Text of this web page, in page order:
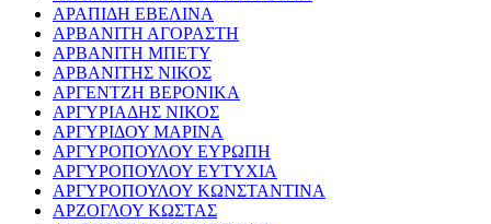
ΑΡΑΠΙΔΗ ΕΒΕΛΙΝΑ
ΑΡΒΑΝΙΤΗ ΑΓΟΡΑΣΤΗ
ΑΡΒΑΝΙΤΗ ΜΠΕΤΥ
ΑΡΒΑΝΙΤΗΣ ΝΙΚΟΣ
ΑΡΓΕΝΤΖΗ ΒΕΡΟΝΙΚΑ
ΑΡΓΥΡΙΑΔΗΣ ΝΙΚΟΣ
ΑΡΓΥΡΙΔΟΥ ΜΑΡΙΝΑ
ΑΡΓΥΡΟΠΟΥΛΟΥ ΕΥΡΩΠΗ
ΑΡΓΥΡΟΠΟΥΛΟΥ ΕΥΤΥΧΙΑ
ΑΡΓΥΡΟΠΟΥΛΟΥ ΚΩΝΣΤΑΝΤΙΝΑ
ΑΡΖΟΓΛΟΥ ΚΩΣΤΑΣ